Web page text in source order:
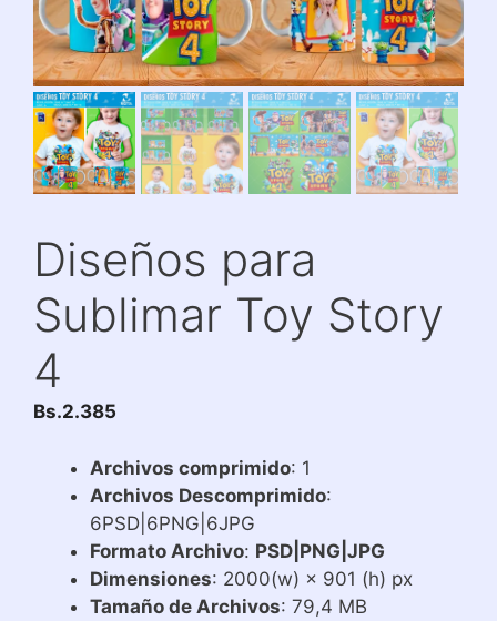
Diseños para
Sublimar Toy Story
4
Bs.2.385
Archivos comprimido: 1
Archivos Descomprimido:
6PSD|6PNG|6JPG
Formato Archivo: PSD|PNG|JPG
Dimensiones: 2000(w) × 901 (h) px
Tamaño de Archivos: 79,4 MB